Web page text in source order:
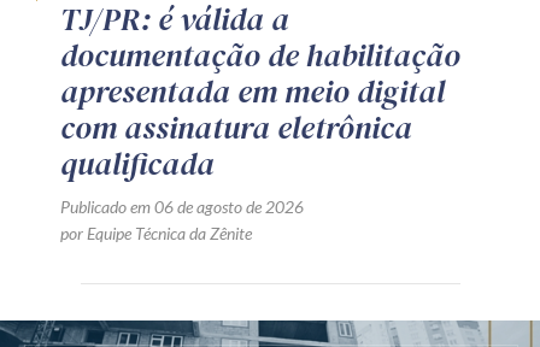
TJ/PR: é válida a
documentação de habilitação
apresentada em meio digital
com assinatura eletrônica
qualificada
Publicado em 06 de agosto de 2026
por Equipe Técnica da Zênite